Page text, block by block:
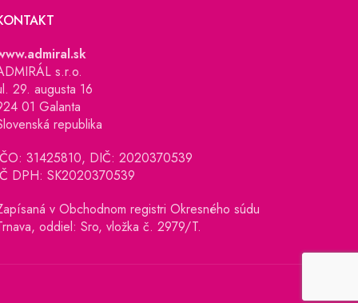
s.r.o.
29. augusta 16
01 Galanta
republika
31425810, DIČ: 2020370539
DPH: SK2020370539
v Obchodnom registri Okresného súdu
oddiel: Sro, vložka č. 2979/T.